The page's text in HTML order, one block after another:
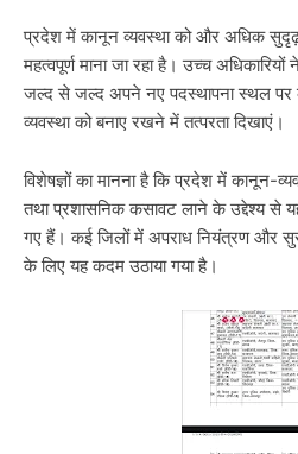
प्रदेश में कानून व्यवस्था को और अधिक
महत्वपूर्ण माना जा रहा है। उच्च अधिकारियों
जल्द से जल्द अपने नए पदस्थापना स्थल पर
व्यवस्था को बनाए रखने में तत्परता दिखाएं।
विशेषज्ञों का मानना है कि प्रदेश में कानून-
तथा प्रशासनिक कसावट लाने के उद्देश्य से
गए हैं। कई जिलों में अपराध नियंत्रण और
के लिए यह कदम उठाया गया है।